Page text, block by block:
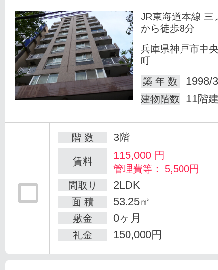
JR東海道本線 三
から徒歩8分
兵庫県神戸市中
町
築 年 数
1998/
建物階数 11階
階 数 3階
賃料 115,000 円
管理費等： 5,500円
間取り
2LDK
面 積 53.25㎡
敷金 0ヶ月
礼金 150,000円